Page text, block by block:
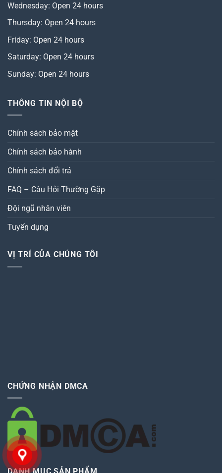
Wednesday: Open 24 hours
Thursday: Open 24 hours
Friday: Open 24 hours
Saturday: Open 24 hours
Sunday: Open 24 hours
THÔNG TIN NỘI BỘ
Chính sách bảo mật
Chính sách bảo hành
Chính sách đổi trả
FAQ – Câu Hỏi Thường Gặp
Đội ngũ nhân viên
Tuyển dụng
VỊ TRÍ CỦA CHÚNG TÔI
CHỨNG NHẬN DMCA